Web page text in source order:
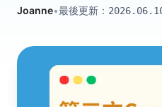
Joanne•最後更新：